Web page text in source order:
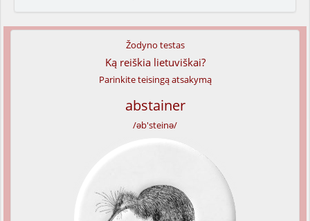
Žodyno testas
Ką reiškia lietuviškai?
Parinkite teisingą atsakymą
abstainer
/əb'steinə/